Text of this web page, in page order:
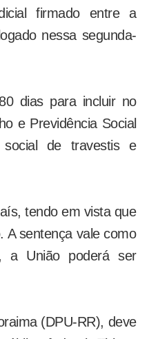
firmado entre a
nessa segunda-
dias para incluir no
e Previdência Social
de travestis e
tendo em vista que
A sentença vale como
a União poderá ser
(DPU-RR), deve